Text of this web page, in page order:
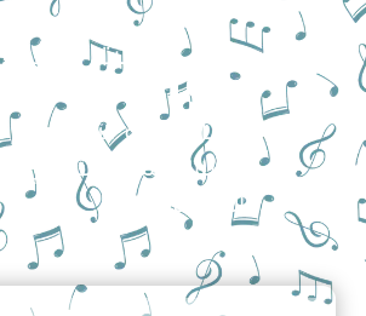
مازلت متردداً؟
تواصل معنا
أرسل رسالة الآن واطرح
أسئلتك لنساعدك في اختيار
الأنسب لك